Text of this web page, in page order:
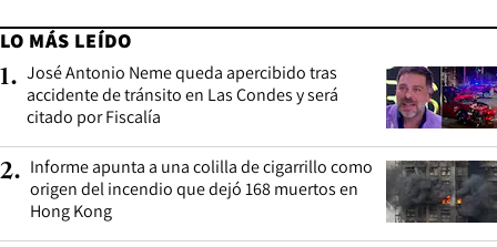
LO MÁS LEÍDO
1. José Antonio Neme queda apercibido tras
accidente de tránsito en Las Condes y será
citado por Fiscalía
2. Informe apunta a una colilla de cigarrillo como
origen del incendio que dejó 168 muertos en
Hong Kong